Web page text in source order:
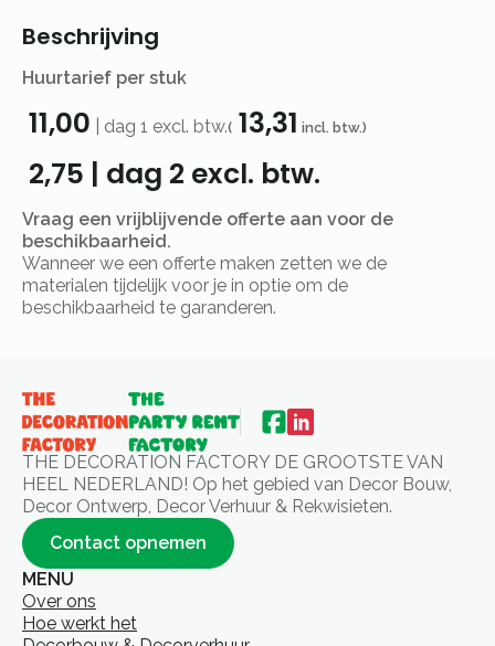
Beschrijving
Huurtarief per stuk
11,00 dag 1 excl. btw.( 13,31 incl. btw.)
2,75 | dag 2 excl. btw.
Vraag een vrijblijvende offerte aan voor de
beschikbaarheid.
Wanneer we een offerte maken zetten we de
materialen tijdelijk voor je in optie om de
beschikbaarheid te garanderen.
THE DECORATION FACTORY DE GROOTSTE VAN
HEEL NEDERLAND! Op het gebied van Decor Bouw,
Decor Ontwerp, Decor Verhuur & Rekwisieten.
Contact opnemen
MENU
Over ons
Hoe werkt het